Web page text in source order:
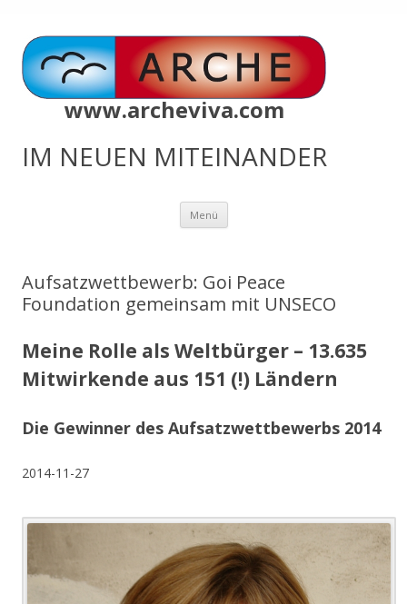
www.archeviva.com
IM NEUEN MITEINANDER
Menü Zum
springen
Aufsatzwettbewerb: Goi Peace
Foundation gemeinsam mit UNSECO
Meine Rolle als Weltbürger – 13.635
Mitwirkende aus 151 (!) Ländern
Die Gewinner des Aufsatzwettbewerbs 2014
2014-11-27